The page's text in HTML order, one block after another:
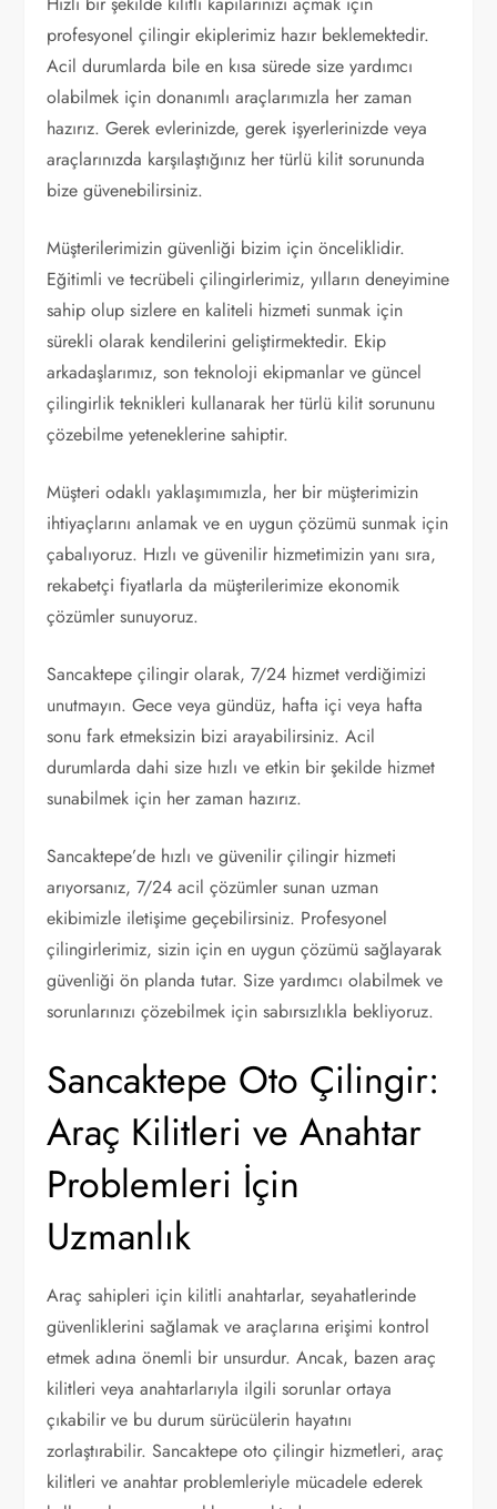
profesyonel çilingir ekiplerimiz hazır beklemektedir.
Acil durumlarda bile en kısa sürede size yardımcı
olabilmek için donanımlı araçlarımızla her zaman
hazırız. Gerek evlerinizde, gerek işyerlerinizde veya
araçlarınızda karşılaştığınız her türlü kilit sorununda
bize güvenebilirsiniz.
Müşterilerimizin güvenliği bizim için önceliklidir.
Eğitimli ve tecrübeli çilingirlerimiz, yılların deneyimine
sahip olup sizlere en kaliteli hizmeti sunmak için
sürekli olarak kendilerini geliştirmektedir. Ekip
arkadaşlarımız, son teknoloji ekipmanlar ve güncel
çilingirlik teknikleri kullanarak her türlü kilit sorununu
çözebilme yeteneklerine sahiptir.
Müşteri odaklı yaklaşımımızla, her bir müşterimizin
ihtiyaçlarını anlamak ve en uygun çözümü sunmak için
çabalıyoruz. Hızlı ve güvenilir hizmetimizin yanı sıra,
rekabetçi fiyatlarla da müşterilerimize ekonomik
çözümler sunuyoruz.
Sancaktepe çilingir olarak, 7/24 hizmet verdiğimizi
unutmayın. Gece veya gündüz, hafta içi veya hafta
sonu fark etmeksizin bizi arayabilirsiniz. Acil
durumlarda dahi size hızlı ve etkin bir şekilde hizmet
sunabilmek için her zaman hazırız.
Sancaktepe’de hızlı ve güvenilir çilingir hizmeti
arıyorsanız, 7/24 acil çözümler sunan uzman
ekibimizle iletişime geçebilirsiniz. Profesyonel
çilingirlerimiz, sizin için en uygun çözümü sağlayarak
güvenliği ön planda tutar. Size yardımcı olabilmek ve
sorunlarınızı çözebilmek için sabırsızlıkla bekliyoruz.
Sancaktepe Oto Çilingir:
Araç Kilitleri ve Anahtar
Problemleri İçin
Uzmanlık
Araç sahipleri için kilitli anahtarlar, seyahatlerinde
güvenliklerini sağlamak ve araçlarına erişimi kontrol
etmek adına önemli bir unsurdur. Ancak, bazen araç
kilitleri veya anahtarlarıyla ilgili sorunlar ortaya
çıkabilir ve bu durum sürücülerin hayatını
zorlaştırabilir. Sancaktepe oto çilingir hizmetleri, araç
kilitleri ve anahtar problemleriyle mücadele ederek